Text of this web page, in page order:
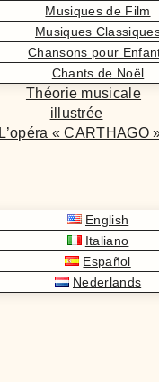
Musiques de Film
Musiques
Chansons pour
Chants de Noël
Théorie musicale
illustrée
L’opéra « CARTHAGO
English
Italiano
Español
Nederlands